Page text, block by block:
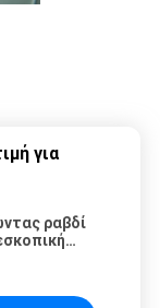
για
ραβδί